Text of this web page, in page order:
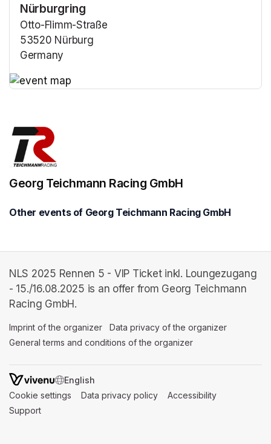
Nürburgring
Otto-Flimm-Straße
53520 Nürburg
Germany
Georg Teichmann Racing GmbH
Other events of Georg Teichmann Racing GmbH
NLS 2025 Rennen 5 - VIP Ticket inkl. Loungezugang
- 15./16.08.2025 is an offer from Georg Teichmann
Racing GmbH.
Imprint of the organizer (opens in a new tab)
Data privacy of the organizer
General terms and conditions of the organizer
SWITCH LANGUAGE
Cookie settings (opens in a new tab)
Data privacy policy (opens in a new tab)
Accessibility
Support